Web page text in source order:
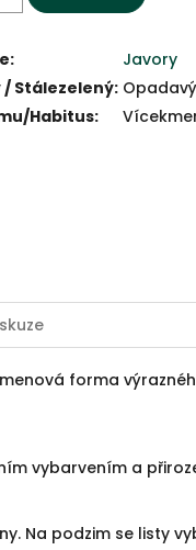
:
Javory
/ Stálezelený: Opadavý
Habitus:
forma
vybarvením a
Na podzim se listy